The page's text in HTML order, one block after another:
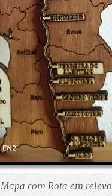
Mapa com Rota em relevo